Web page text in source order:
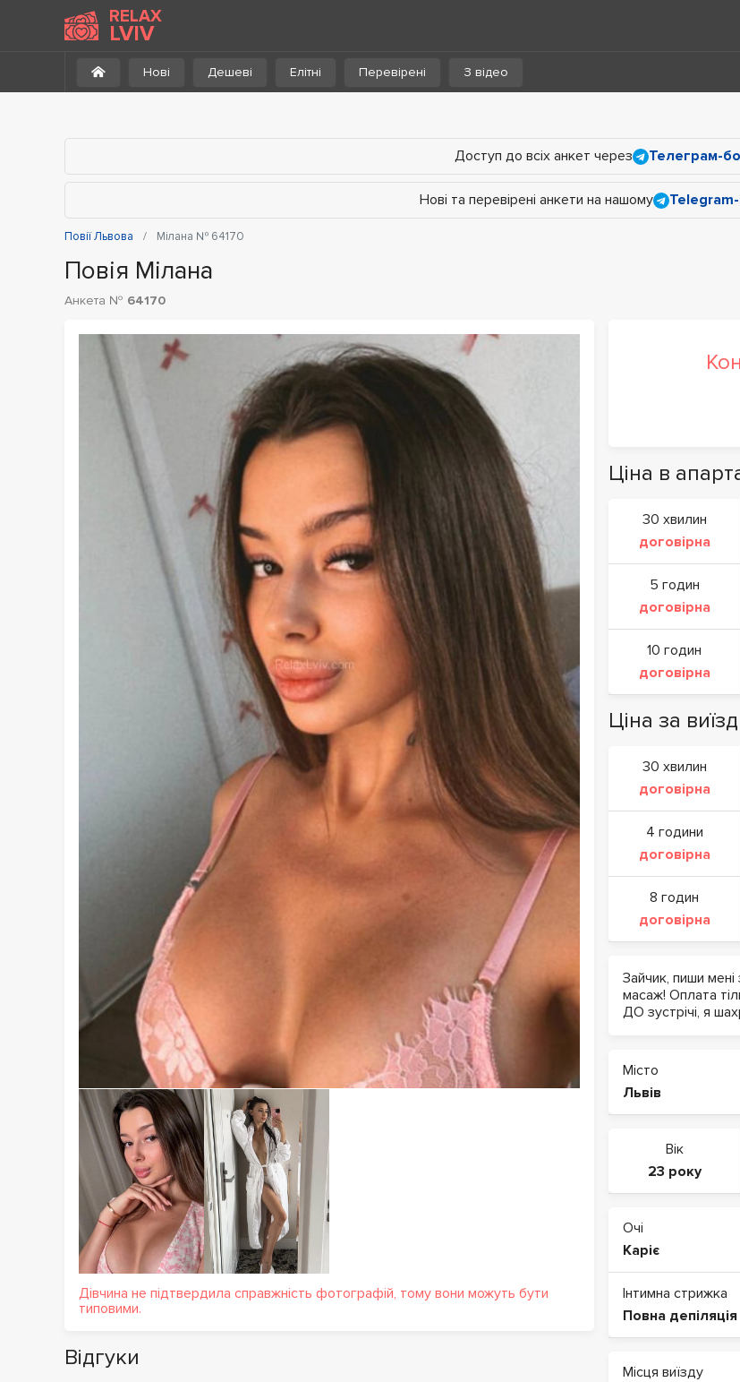
RELAX
LVIV
Нові Дешеві Елітні Перевірені З відео
Доступ до всіх анкет через Телеграм-
Нові та перевірені анкети на нашому Telegram-
Повії Львова Мілана № 64170
Повія Мілана
Анкета № 64170
Дівчина не підтвердила справжність фотографій, тому вони можуть бути
типовими.
Ціна в
30 хвилин
договірна
5 годин
договірна
10 годин
договірна
Ціна за виїзд
30 хвилин
договірна
4 години
договірна
8 годин
договірна
Зайчик, пиши
масаж! Оплата
ДО зустрічі, я
Місто
Львів
Вік
23 року
Очі
Каріє
Інтимна стрижка
Повна депіляція
Місця виїзду
Відгуки